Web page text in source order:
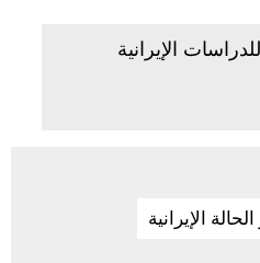
الإيرانية
الإيرانية